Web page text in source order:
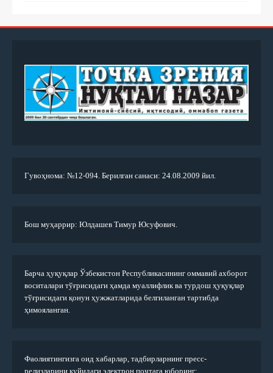
Гувоҳнома: №12-094. Берилган санаси: 24.08.2009 йил.
Бош муҳаррир: Юлдашев Тимур Юсуфович.
Барча ҳуқуқлар Ўзбекистон Республикасининг оммавий ахборот
воситалари тўғрисидаги ҳамда муаллифлик ва турдош ҳуқуқлар
тўғрисидаги қонун ҳужжатларида белгиланган тартибда
ҳимояланган.
Фаолиятингизга оид хабарлар, тадбирларнинг пресс-
релизларини қуйидаги электрон почтага юборинг: